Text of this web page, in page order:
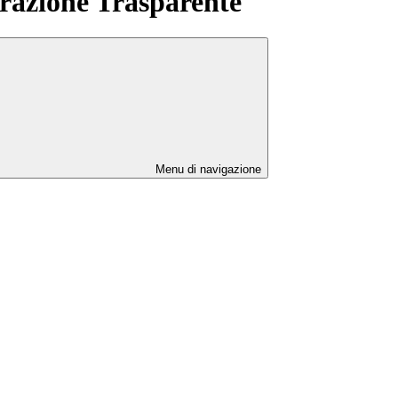
Menu di navigazione